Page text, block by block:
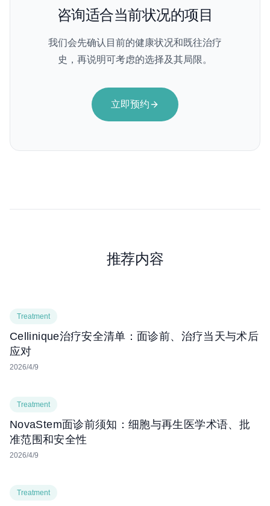
咨询适合当前状况的项目
我们会先确认目前的健康状况和既往治疗
史，再说明可考虑的选择及其局限。
立即预约
推荐内容
Treatment
Cellinique治疗安全清单：面诊前、治疗当天与术后
应对
2026/4/9
Treatment
NovaStem面诊前须知：细胞与再生医学术语、批
准范围和安全性
2026/4/9
Treatment